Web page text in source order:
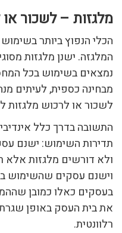
מלגזות – לשכור
הכלי הנפוץ ביותר
המלגזה. ישנן מלגזות
נמצאים בשימוש בכל
מבחינה כספית, לעיתים
לשכור או לרכוש
התשובה בדרך כלל
תדירות השימוש: ישנם
ולא דורשים מלגזות אלא
וישנם עסקים שהשימוש
בעסקים כאלו כמובן
את בית העסק באופן
רלוונטית.